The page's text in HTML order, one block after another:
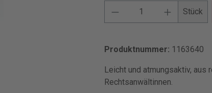
Stück
Produktnummer: 1163640
Leicht und atmungsaktiv,
Rechtsanwältinnen.